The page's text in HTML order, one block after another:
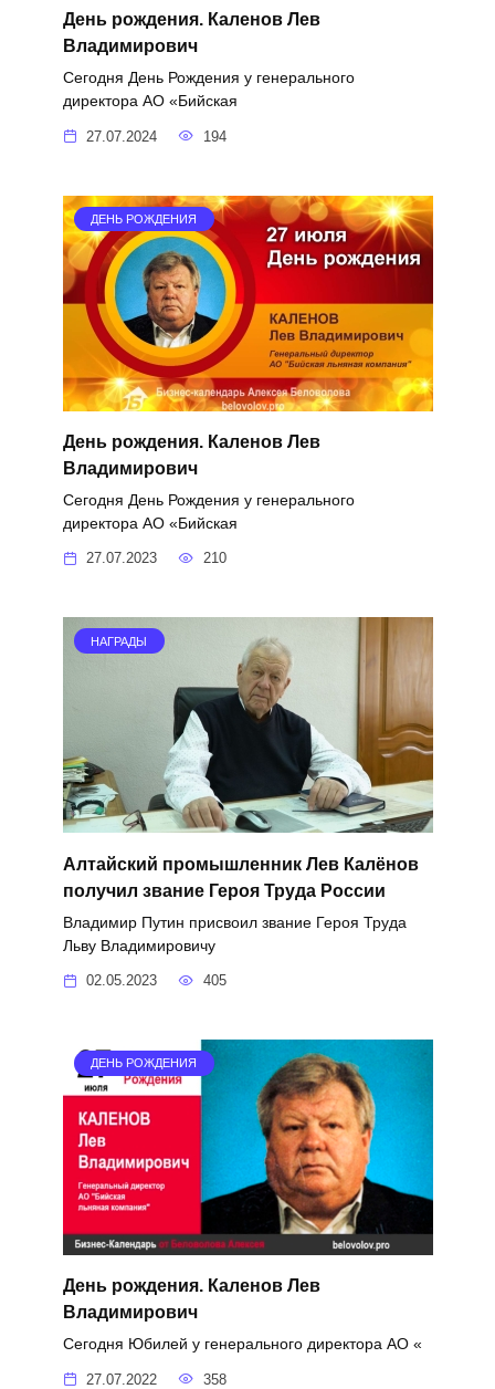
День рождения. Каленов Лев
Владимирович
Сегодня День Рождения у генерального
директора АО «Бийская
27.07.2024 194
ДЕНЬ РОЖДЕНИЯ
День рождения. Каленов Лев
Владимирович
Сегодня День Рождения у генерального
директора АО «Бийская
27.07.2023 210
НАГРАДЫ
Алтайский промышленник Лев Калёнов
получил звание Героя Труда России
Владимир Путин присвоил звание Героя Труда
Льву Владимировичу
02.05.2023 405
ДЕНЬ РОЖДЕНИЯ
День рождения. Каленов Лев
Владимирович
Сегодня Юбилей у генерального директора АО «
27.07.2022 358